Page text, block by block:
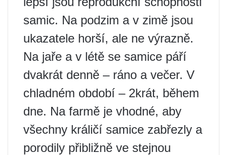
samic. Na podzim a v zimě jsou
ukazatele horší, ale ne výrazně.
Na jaře a v létě se samice páří
dvakrát denně – ráno a večer. V
chladném období – 2krát, během
dne. Na farmě je vhodné, aby
všechny králičí samice zabřezly a
porodily přibližně ve stejnou